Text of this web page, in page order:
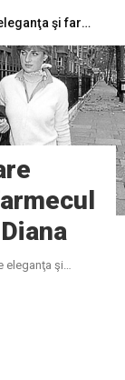
10 fotografii inedite care dezvăluie eleganţa şi farmecul atemporal al prinţesei Diana
eleganţa şi